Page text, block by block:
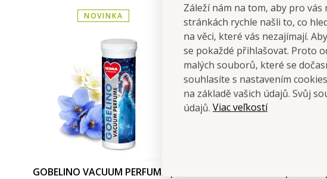
Záleží nám na tom, aby pro
stránkách rychle našli to, co
na věci, které vás nezajímají.
se pokaždé přihlašovat. Proto
malých souborů, které se
souhlasíte s nastavením
na základě vašich údajů. Svůj
údajů.Viac veľkostí
NOVINKA
GOBELINO VACUUM PERFUME |